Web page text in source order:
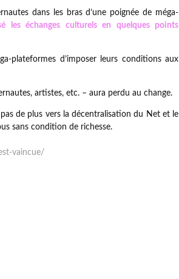
dans les bras d’une poignée de méga-
les échanges culturels en quelques points
plateformes d’imposer leurs conditions aux
artistes, etc. – aura perdu au change.
de plus vers la décentralisation du Net et le
sans condition de richesse.
vaincue/